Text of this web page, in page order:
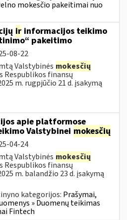
mokesčio pakeitimai nuo
ir informacijos teikimo
pakeitimo
08-22
Valstybinės mokesčių
Respublikos finansų
m. rugpjūčio 21 d. įsakymą
apie platformose
Valstybinei mokesčių
04-24
Valstybinės mokesčių
Respublikos finansų
m. balandžio 23 d. įsakymą
kategorijos: Prašymai,
» Duomenų teikimas
Fintech